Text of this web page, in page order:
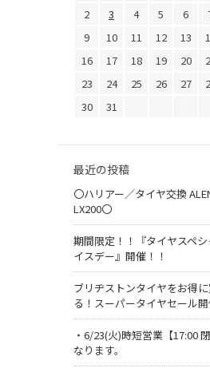
2
3 4 5 6
9
10 11 12 13
16
17 18 19 20
23
24 25 26 27
30
31
最近の投稿
〇ハリアー／タイヤ交換
LX200〇
期間限定！！『タイヤスペ
イスデー』開催！！
ブリヂストンタイヤをお得
る！スーパータイヤセール開
・6/23(火)時短営業【17:00
なります。